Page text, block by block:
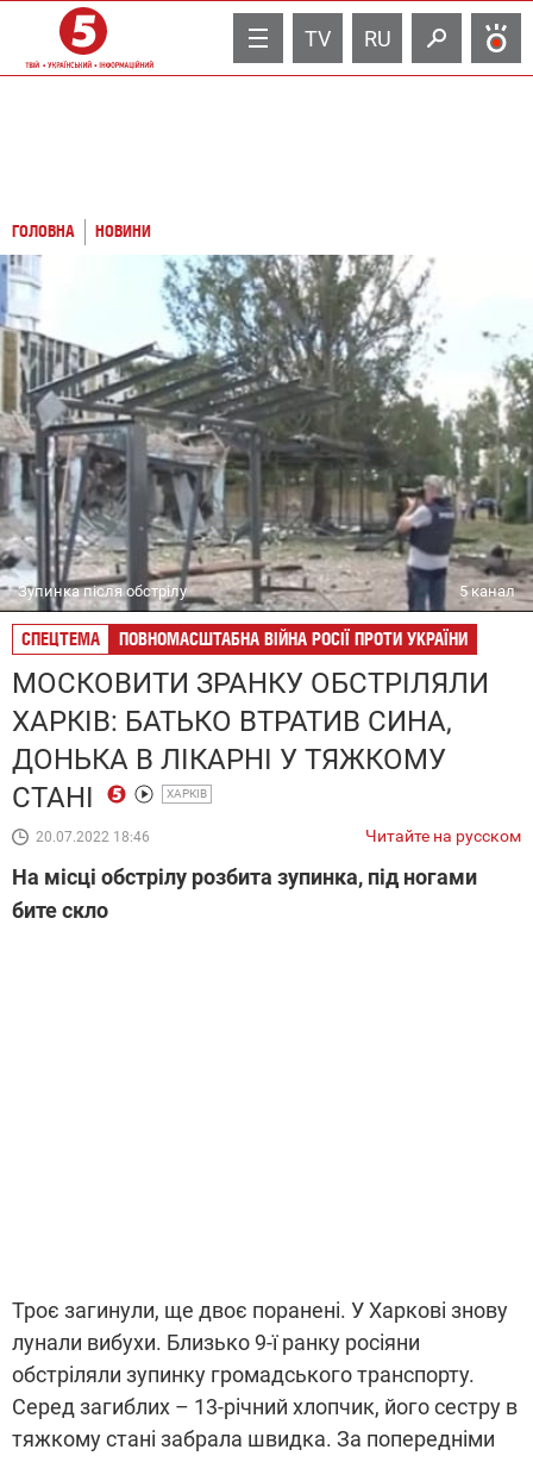
TV RU
ГОЛОВНА НОВИНИ
Зупинка після обстрілу 5 канал
СПЕЦТЕМА ПОВНОМАСШТАБНА ВІЙНА РОСІЇ ПРОТИ УКРАЇНИ
МОСКОВИТИ ЗРАНКУ ОБСТРІЛЯЛИ
ХАРКІВ: БАТЬКО ВТРАТИВ СИНА,
ДОНЬКА В ЛІКАРНІ У ТЯЖКОМУ
СТАНІ
ХАРКІВ
20.07.2022 18:46 Читайте на русском
На місці обстрілу розбита зупинка, під ногами
бите скло
Троє загинули, ще двоє поранені. У Харкові знову
лунали вибухи. Близько 9-ї ранку росіяни
обстріляли зупинку громадського транспорту.
Серед загиблих – 13-річний хлопчик, його сестру в
тяжкому стані забрала швидка. За попередніми